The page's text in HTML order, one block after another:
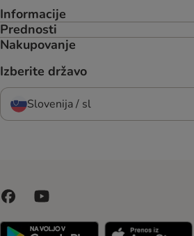
Informacije
Prednosti
Nakupovanje
Izberite državo
Slovenija / sl